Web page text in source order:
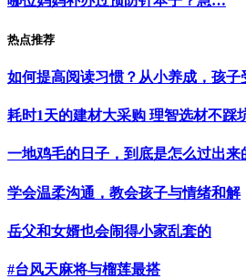
热点推荐
如何提高阅读习惯？从小养成，孩子
耗时1天的建材大采购 理智选材不踩
一地鸡毛的日子，到底是怎么过出来
学会温柔沟通，教会孩子与情绪和解
岳父和女婿也会闹得小家乱套的
#台风天麻将与榴莲最搭